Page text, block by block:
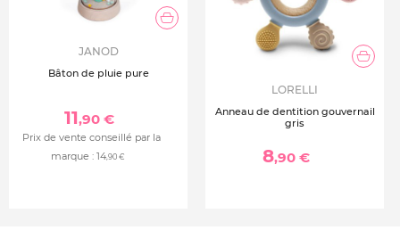
JANOD
Bâton de pluie pure
11,90 €
Prix de vente conseillé par la
marque : 14,90 €
LORELLI
Anneau de dentition gouvernail
gris
8,90 €